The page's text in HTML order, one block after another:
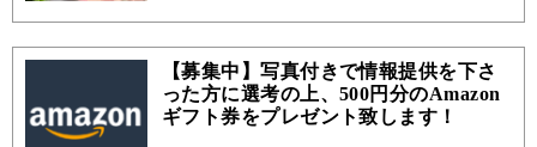
【募集中】写真付きで情報提供を下さ
った方に選考の上、500円分のAmazon
ギフト券をプレゼント致します！